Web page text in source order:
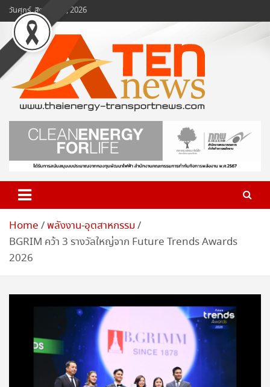
Skip
to
content
วันศุกร์, สิงหาคม 7, 2026
www.ten-news.com
ข่าวพลังงานและคมนาคม
Home พลังงาน-อุตสาหกรรม
BGRIM คว้า 3 รางวัลใหญ่จาก Future Trends Awards
2026